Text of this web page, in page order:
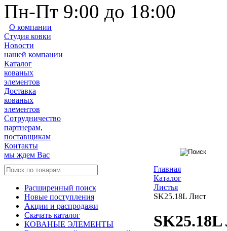
Пн-Пт 9:00 до 18:00
О компании
Студия ковки
Новости
нашей компании
Каталог
кованых
элементов
Доставка
кованых
элементов
Сотрудничество
партнерам,
поставщикам
Контакты
мы ждем Вас
Расширенный поиск
Новые поступления
Акции и распродажи
Скачать каталог
КОВАНЫЕ ЭЛЕМЕНТЫ
Главная
Каталог
Листья
SK25.18L Лист
SK25.18L